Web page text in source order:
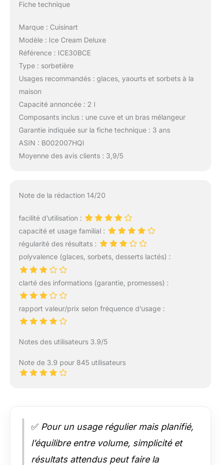
Fiche technique
Marque : Cuisinart
Modèle : Ice Cream Deluxe
Référence : ICE30BCE
Type : sorbetière
Usages recommandés : glaces, yaourts et sorbets à la
maison
Capacité annoncée : 2 l
Composants inclus : une cuve et un bras mélangeur
Garantie indiquée sur la fiche technique : 3 ans
ASIN : B002007HQI
Moyenne des avis clients : 3,9/5
Note de la rédaction 14/20
facilité d’utilisation :
capacité et usage familial :
régularité des résultats :
polyvalence (glaces, sorbets, desserts lactés) :
clarté des informations (garantie, promesses) :
rapport valeur/prix selon fréquence d’usage :
Notes des utilisateurs 3.9/5
Note de 3.9 pour 845 utilisateurs
✅ Pour un usage régulier mais planifié,
l’équilibre entre volume, simplicité et
résultats attendus peut faire la